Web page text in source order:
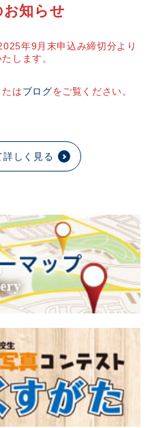
お知らせ
年9月末申込み締切分より
します。
たはブログをご覧ください。
詳しく見る